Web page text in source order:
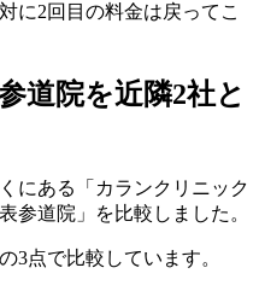
に2回目の料金は戻ってこ
道院を近隣2社と
にある「カランクリニック
参道院」を比較しました。
3点で比較しています。